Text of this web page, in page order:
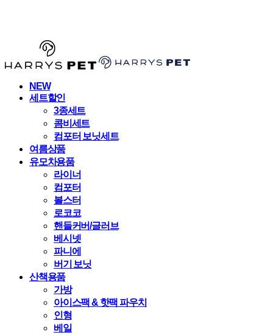
NEW
세트할인
3종세트
콤비세트
컴포터 보닛세트
여름상품
유모차용품
라이너
컴포터
볼스터
로코코
핸들커버/글러브
베시넷
파니에
버기 보닛
산책용품
가방
아이스팩 & 핫팩 파우치
인형
베일